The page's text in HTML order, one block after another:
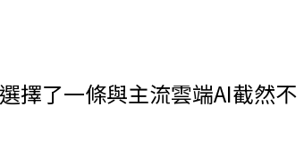
擇了一條與主流雲端AI截然不